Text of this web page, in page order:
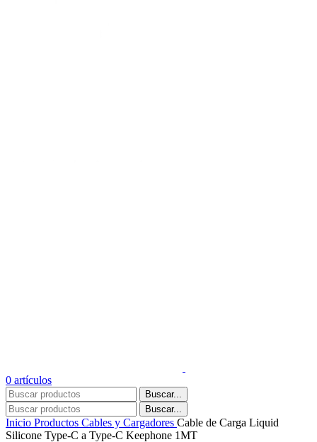
0 artículos
Buscar...
Buscar...
Inicio Productos Cables y Cargadores Cable de Carga Liquid
Silicone Type-C a Type-C Keephone 1MT